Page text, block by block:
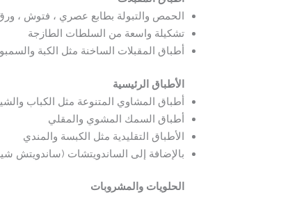
الحمص والتبولة بطابع عصري ، فتوش ،
تشكيلة واسعة من السلطات الطازجة
أطباق المقبلات الساخنة مثل الكبة
الأطباق الرئيسية
أطباق المشاوي المتنوعة مثل الكباب
أطباق السمك المشوي والمقلي
الأطباق التقليدية مثل الكبسة والمندي
بالإضافة إلى الساندويتشات
الحلويات والمشروبات